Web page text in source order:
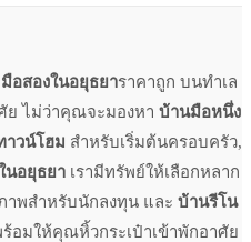
อสองในอยุธยาราคาถูก บนทำเล
ย ไม่ว่าคุณจะมองหา บ้านมือหนึ่ง
าวน์โฮม สำหรับเริ่มต้นครอบครัว,
นอยุธยาเรามีทรัพย์ให้เลือกหลาก
พสำหรับนักลงทุน และ บ้านรีโน
อมให้คุณหิ้วกระเป๋าเข้าพักอาศัย